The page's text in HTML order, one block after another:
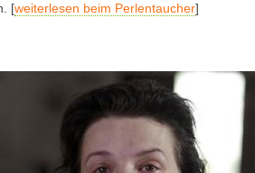
[weiterlesen beim Perlentaucher]